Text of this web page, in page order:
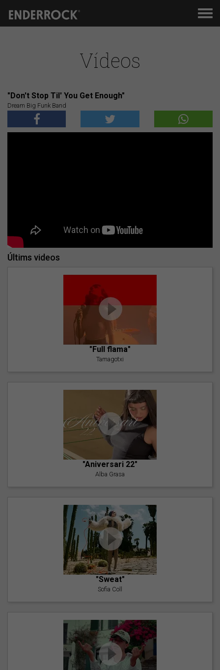
Vídeos
"Don't Stop Til' You Get Enough"
Dream Big Funk Band
Últims videos
"Full flama"
Tamagotxi
"Aniversari 22"
Alba Grasa
"Sweat"
Sofia Coll